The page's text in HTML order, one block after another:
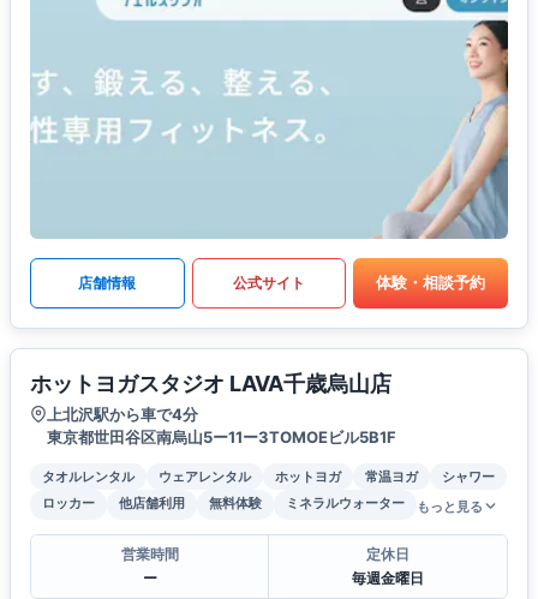
店舗情報 公式サイト 体験・相談予約
ホットヨガスタジオ LAVA千歳烏山店
上北沢駅から車で4分
東京都世田谷区南烏山5ー11ー3TOMOEビル5B1F
タオルレンタル ウェアレンタル ホットヨガ 常温ヨガ
シャワー
ロッカー
他店舗利用 無料体験 ミネラルウォーター もっと見る
営業時間
ー
定休日
毎週金曜日